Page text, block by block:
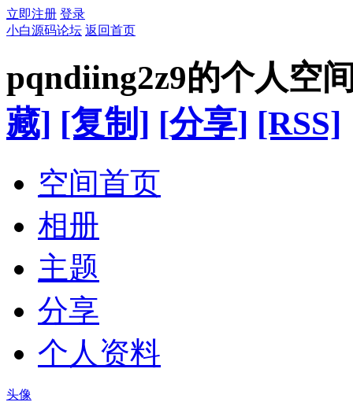
立即注册 登录
小白源码论坛 返回首页
pqndiing2z9的个人空
藏] [复制] [分享] [RSS]
空间首页
相册
主题
分享
个人资料
头像